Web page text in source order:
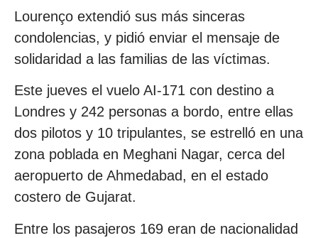
Lourenço extendió sus más sinceras
condolencias, y pidió enviar el mensaje de
solidaridad a las familias de las víctimas.
Este jueves el vuelo AI-171 con destino a
Londres y 242 personas a bordo, entre ellas
dos pilotos y 10 tripulantes, se estrelló en una
zona poblada en Meghani Nagar, cerca del
aeropuerto de Ahmedabad, en el estado
costero de Gujarat.
Entre los pasajeros 169 eran de nacionalidad